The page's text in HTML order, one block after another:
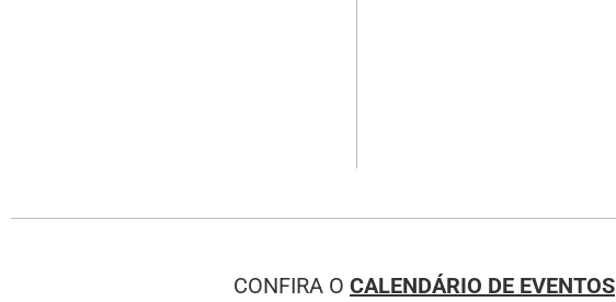
CONFIRA O CALENDÁRIO DE EVENTOS